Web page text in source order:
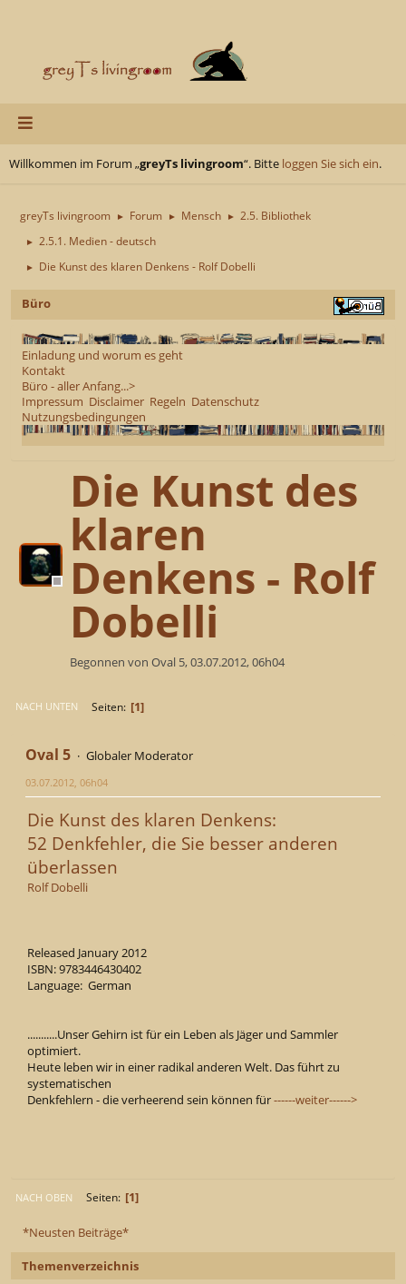
Willkommen im Forum „greyTs livingroom“. Bitte loggen Sie sich ein.
greyTs livingroom ► Forum ► Mensch ► 2.5. Bibliothek
► 2.5.1. Medien - deutsch
► Die Kunst des klaren Denkens - Rolf Dobelli
Büro
Einladung und worum es geht
Kontakt
Büro - aller Anfang...>
Impressum Disclaimer Regeln Datenschutz
Nutzungsbedingungen
*Neusten Beiträge*
Themenverzeichnis
Die Kunst des
klaren
Denkens - Rolf
Dobelli
Begonnen von Oval 5, 03.07.2012, 06h04
NACH UNTEN Seiten 1
Oval 5 Globaler Moderator
03.07.2012, 06h04
Die Kunst des klaren Denkens:
52 Denkfehler, die Sie besser anderen
überlassen
Rolf Dobelli
Released January 2012
ISBN: 9783446430402
Language: German
...........Unser Gehirn ist für ein Leben als Jäger und Sammler
optimiert.
Heute leben wir in einer radikal anderen Welt. Das führt zu
systematischen
Denkfehlern - die verheerend sein können für------weiter------>
NACH OBEN Seiten 1